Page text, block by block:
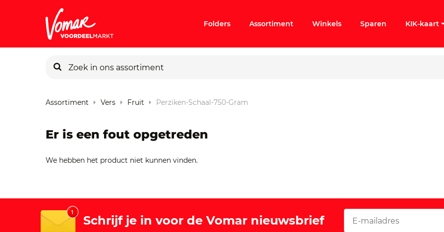
Pincode vergeten
Folders Assortiment Winkels Sparen KIK-kaart
Assortiment Vers Fruit Perziken-Schaal-750-Gram
Er is een fout opgetreden
We hebben het product niet kunnen vinden.
Schrijf je in voor de Vomar nieuwsbrief